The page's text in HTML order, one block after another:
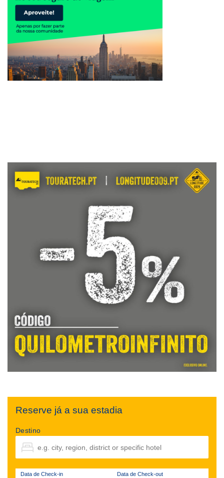
Reserve já a sua estadia
Destino
Data de Check-in Data de Check-out